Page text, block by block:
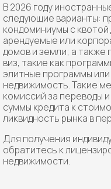
В 2026 году
следующие варианты:
кондоминиумы с
арендуемые или
домов и земли; а также
виз, такие как
элитные программы
недвижимость. Такие
комиссий за переводы
суммы кредита к
ликвидность рынка в
Для получения
обратитесь к
недвижимости.